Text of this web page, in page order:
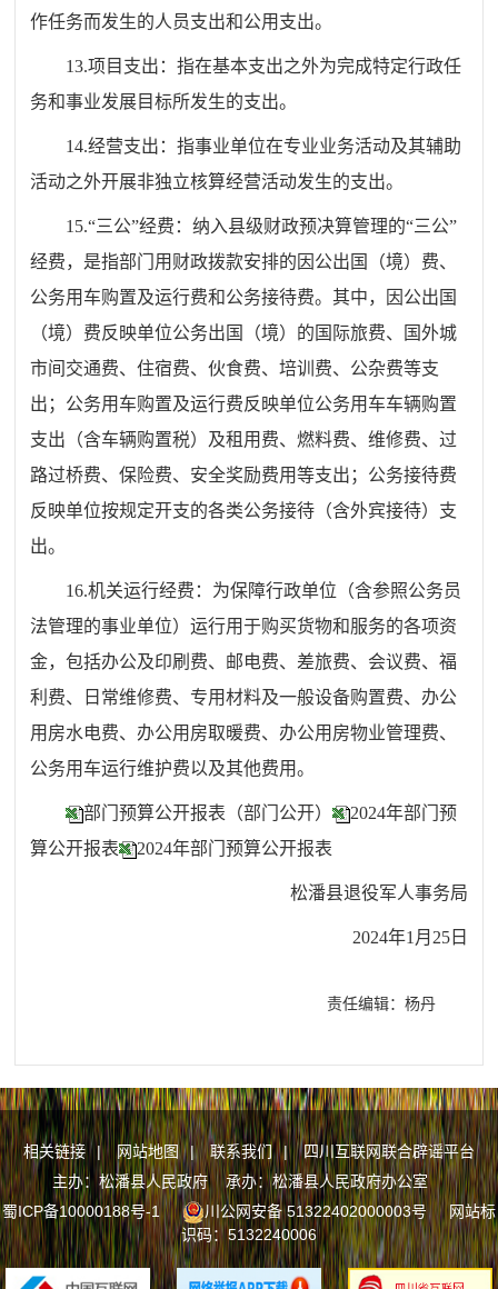
作任务而发生的人员支出和公用支出。
13.项目支出：指在基本支出之外为完成特定行政任
务和事业发展目标所发生的支出。
14.经营支出：指事业单位在专业业务活动及其辅助
活动之外开展非独立核算经营活动发生的支出。
15.“三公”经费：纳入县级财政预决算管理的“三公”
经费，是指部门用财政拨款安排的因公出国（境）费、
公务用车购置及运行费和公务接待费。其中，因公出国
（境）费反映单位公务出国（境）的国际旅费、国外城
市间交通费、住宿费、伙食费、培训费、公杂费等支
出；公务用车购置及运行费反映单位公务用车车辆购置
支出（含车辆购置税）及租用费、燃料费、维修费、过
路过桥费、保险费、安全奖励费用等支出；公务接待费
反映单位按规定开支的各类公务接待（含外宾接待）支
出。
16.机关运行经费：为保障行政单位（含参照公务员
法管理的事业单位）运行用于购买货物和服务的各项资
金，包括办公及印刷费、邮电费、差旅费、会议费、福
利费、日常维修费、专用材料及一般设备购置费、办公
用房水电费、办公用房取暖费、办公用房物业管理费、
公务用车运行维护费以及其他费用。
部门预算公开报表（部门公开）
2024年部门预
算公开报表
2024年部门预算公开报表
松潘县退役军人事务局
2024年1月25日
责任编辑：杨丹
相关链接 | 网站地图 | 联系我们 |
四川互联网联合辟谣平台
主办：松潘县人民政府 承办：松潘县人民政府办公室
蜀ICP备10000188号-1
川公网安备 51322402000003号网站标
识码：5132240006